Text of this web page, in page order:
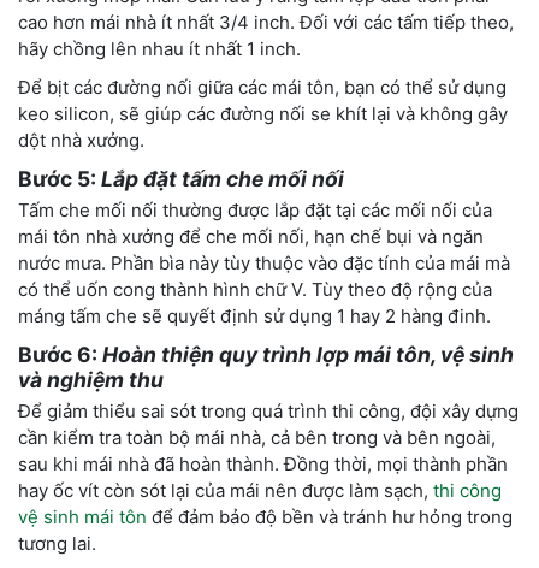
cao hơn mái nhà ít nhất 3/4 inch. Đối với các tấm tiếp theo,
hãy chồng lên nhau ít nhất 1 inch.
Để bịt các đường nối giữa các mái tôn, bạn có thể sử dụng
keo silicon, sẽ giúp các đường nối se khít lại và không gây
dột nhà xưởng.
Bước 5: Lắp đặt tấm che mối nối
Tấm che mối nối thường được lắp đặt tại các mối nối của
mái tôn nhà xưởng để che mối nối, hạn chế bụi và ngăn
nước mưa. Phần bìa này tùy thuộc vào đặc tính của mái mà
có thể uốn cong thành hình chữ V. Tùy theo độ rộng của
máng tấm che sẽ quyết định sử dụng 1 hay 2 hàng đinh.
Bước 6: Hoàn thiện quy trình lợp mái tôn, vệ sinh
và nghiệm thu
Để giảm thiểu sai sót trong quá trình thi công, đội xây dựng
cần kiểm tra toàn bộ mái nhà, cả bên trong và bên ngoài,
sau khi mái nhà đã hoàn thành. Đồng thời, mọi thành phần
hay ốc vít còn sót lại của mái nên được làm sạch, thi công
vệ sinh mái tôn để đảm bảo độ bền và tránh hư hỏng trong
tương lai.